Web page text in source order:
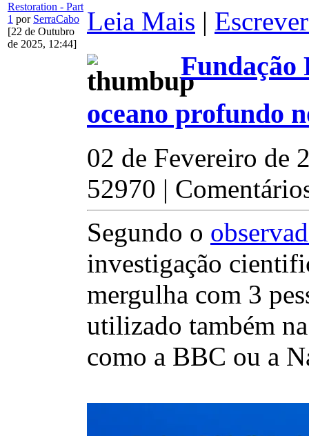
Restoration - Part
1 por SerraCabo
[22 de Outubro
de 2025, 12:44]
Leia Mais |
Fundação
oceano profundo
02 de Fevereiro de
52970 |
Segundo o
investigação
mergulha com 3
utilizado também
como a BBC ou a